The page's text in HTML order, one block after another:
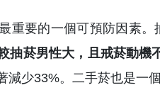
重要的一個可預防因素
抽菸男性大，且戒菸動機
減少33%。二手菸也是一